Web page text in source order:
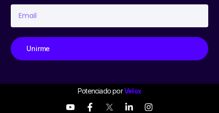
Unirme
Potenciado porVelox